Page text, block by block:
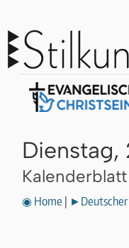
Dienstag,
◉ Home ►Deutscher